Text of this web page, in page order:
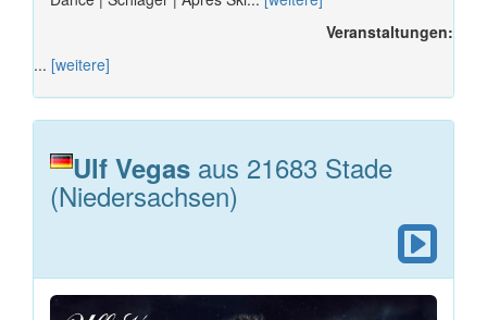
Veranstaltungen:
... [weitere]
Ulf Vegas aus 21683 Stade
(Niedersachsen)